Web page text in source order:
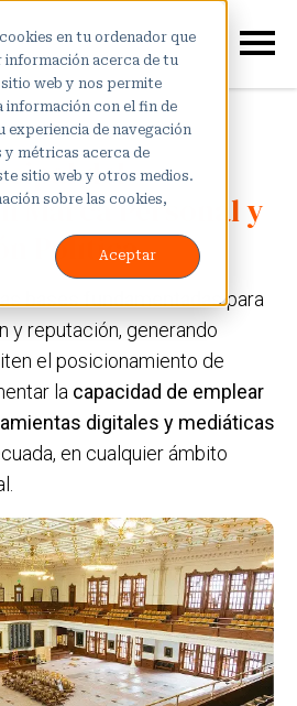
en tu ordenador que
acerca de tu
web y nos permite
información con el fin de
de navegación
y métricas acerca de
sitio web y otros medios.
sobre las cookies,
Aceptar
del
Marca Personal y
Política
bases fundamentadaspara
y reputación, generando
el posicionamiento de
la capacidad de emplear
digitales y mediáticas
en cualquier ámbito